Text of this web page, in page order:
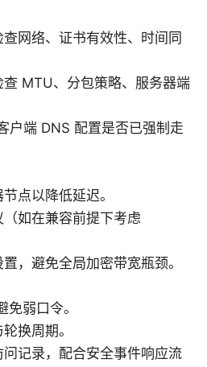
网络、证书有效性、时间同
MTU、分包策略、服务器端
户端 DNS 配置是否已强制走
点以降低延迟。
如在兼容前提下考虑
，避免全局加密带宽瓶颈。
免弱口令。
换周期。
记录，配合安全事件响应流